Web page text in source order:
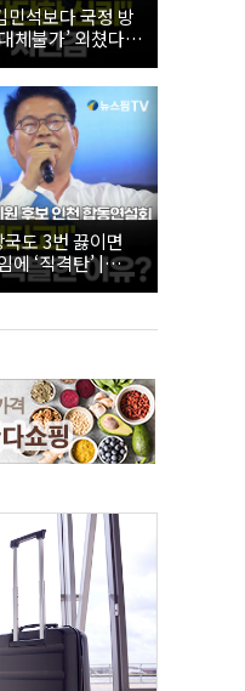
석보다 국정 방
체불가’ 외쳤다 |
·최고위원 후
도 3번 끓이면
‘직격탄’ |
표·최고위원 후